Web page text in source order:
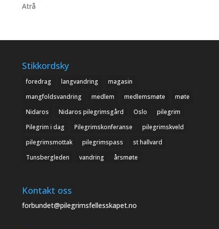
Atrå
Stikkordsky
foredrag langvandring
magasin
mangfoldsvandring
medlem medlemsmøte
møte
Nidaros
Nidaros pilegrimsgård Oslo
pilegrim
Pilegrim i dag
Pilegrimskonferanse
pilegrimskveld
pilegrimsmottak
pilegrimspass
st hallvard
Tunsbergleden
vandring årsmøte
Kontakt oss
forbundet@pilegrimsfellesskapet.no